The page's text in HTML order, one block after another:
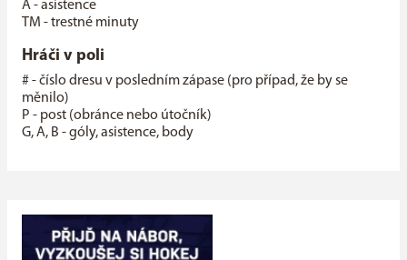
A - asistence
TM - trestné minuty
Hráči v poli
# - číslo dresu v posledním zápase (pro případ, že by se
měnilo)
P - post (obránce nebo útočník)
G, A, B - góly, asistence, body